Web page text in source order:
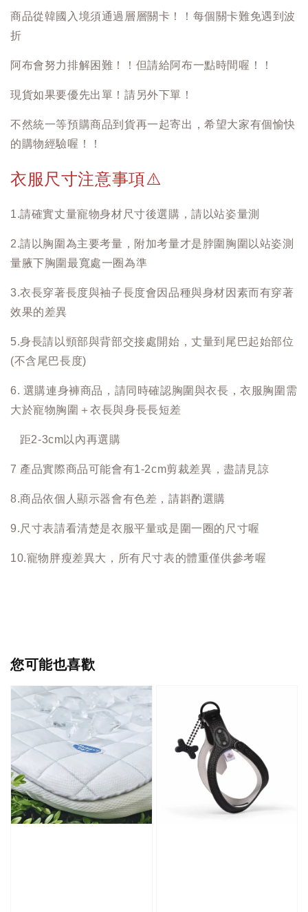
商品從韓國入境須通過層層關卡！！每個關卡難免遇到波
折
阿布會努力排解困難！！但請給阿布一點時間喔！！
現貨如果要優先出單！請另外下單！
不然統一等預購商品到貨再一起寄出，希望大家有個愉快
的購物經驗喔！！
衣服尺寸注意事項⚠️
1.請確實丈量寵物身材尺寸後選購，請以站姿量測
2.請以胸圍為主要考量，附加考量才是脖圍胸圍以站姿測
量腋下胸圍最寬處一圈為準
3.衣長穿著長度與袖子長度會因品種與身材因素而有穿著
效果的差異
5.身長請以頸部與背部交接處開始，丈量到尾巴起始部位
(不含尾巴長度)
6. 選購連身褲商品，請同時確認胸圍與衣長，衣服胸圍需
大於寵物胸圍＋衣長與身長長短差
距2-3cm以內再選購
7 產品實際商品可能會有1-2cm剪裁差異，盡請見諒
8.商品依個人顯示器會有色差，請斟酌選購
9.尺寸表請看清楚是衣服平量或是圍一圈的尺寸喔
10.寵物胖瘦差異大，所有尺寸表的體重僅供參考喔
您可能也喜歡